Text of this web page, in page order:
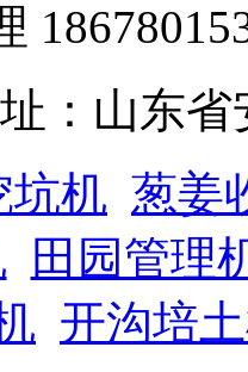
： 山东
坑机 葱姜
田园管理
开沟培